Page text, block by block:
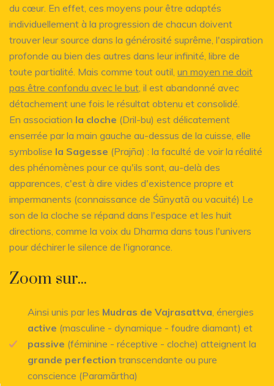
du cœur. En effet, ces moyens pour être adaptés
individuellement à la progression de chacun doivent
trouver leur source dans la générosité suprême, l'aspiration
profonde au bien des autres dans leur infinité, libre de
toute partialité. Mais comme tout outil, un moyen ne doit
pas être confondu avec le but , il est abandonné avec
détachement une fois le résultat obtenu et consolidé.
En association la cloche (Dril-bu) est délicatement
enserrée par la main gauche au-dessus de la cuisse, elle
symbolise la Sagesse (Prajña) : la faculté de voir la réalité
des phénomènes pour ce qu'ils sont, au-delà des
apparences, c'est à dire vides d'existence propre et
impermanents (connaissance de Śūnyatā ou vacuité) Le
son de la cloche se répand dans l'espace et les huit
directions, comme la voix du Dharma dans tous l'univers
pour déchirer le silence de l'ignorance.
Zoom sur...
Ainsi unis par les Mudras de Vajrasattva , énergies
active (masculine - dynamique - foudre diamant) et
passive (féminine - réceptive - cloche) atteignent la
grande perfection transcendante ou pure
conscience (Paramārtha)